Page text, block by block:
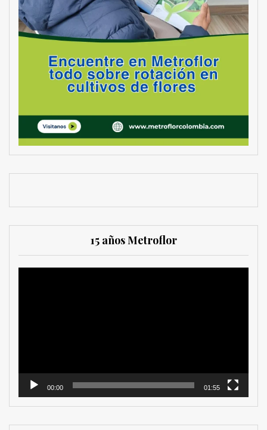
15 años Metroflor
00:00 01:55